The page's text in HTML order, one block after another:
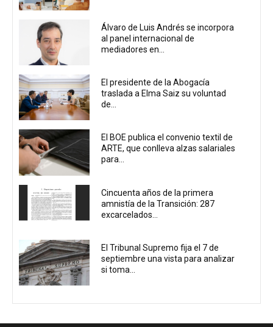
Álvaro de Luis Andrés se incorpora
al panel internacional de
mediadores en...
El presidente de la Abogacía
traslada a Elma Saiz su voluntad
de...
El BOE publica el convenio textil de
ARTE, que conlleva alzas salariales
para...
Cincuenta años de la primera
amnistía de la Transición: 287
excarcelados...
El Tribunal Supremo fija el 7 de
septiembre una vista para analizar
si toma...